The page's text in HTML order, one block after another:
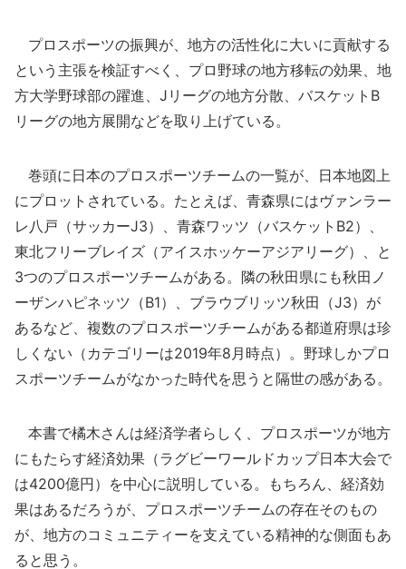
プロスポーツの振興が、地方の活性化に大いに貢献する
という主張を検証すべく、プロ野球の地方移転の効果、地
方大学野球部の躍進、Jリーグの地方分散、バスケットB
リーグの地方展開などを取り上げている。
巻頭に日本のプロスポーツチームの一覧が、日本地図上
にプロットされている。たとえば、青森県にはヴァンラー
レ八戸（サッカーJ3）、青森ワッツ（バスケットB2）、
東北フリーブレイズ（アイスホッケーアジアリーグ）、と
3つのプロスポーツチームがある。隣の秋田県にも秋田ノ
ーザンハピネッツ（B1）、ブラウブリッツ秋田（J3）が
あるなど、複数のプロスポーツチームがある都道府県は珍
しくない（カテゴリーは2019年8月時点）。野球しかプロ
スポーツチームがなかった時代を思うと隔世の感がある。
本書で橘木さんは経済学者らしく、プロスポーツが地方
にもたらす経済効果（ラグビーワールドカップ日本大会で
は4200億円）を中心に説明している。もちろん、経済効
果はあるだろうが、プロスポーツチームの存在そのもの
が、地方のコミュニティーを支えている精神的な側面もあ
ると思う。